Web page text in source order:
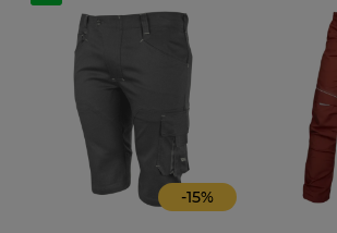
-15%